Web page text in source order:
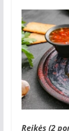
Reikės (2